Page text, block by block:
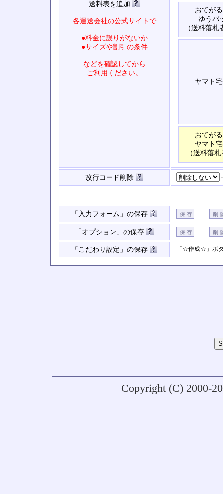
送料表を追加
各運送会社の公式サイトで
●料金に誤りがないか
●サイズや割引の条件
などを確認してから
ご利用ください。
おてが
ゆうパ
（送料落札
ヤマト
おてが
ヤマト
（送料落
改行コード削除
「入力フォーム」の保存
「オプション」の保存
「こだわり設定」の保存 「☆作成☆」ボ
Copyright (C) 2000-